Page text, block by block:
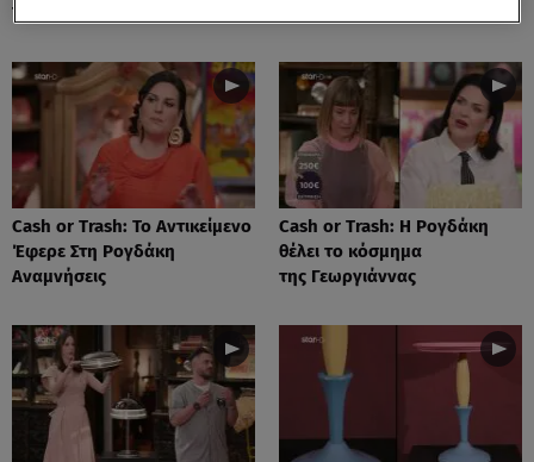
Της!
Cash or Trash: Το Αντικείμενο
Έφερε Στη Ρογδάκη
Αναμνήσεις
Cash or Trash: Η Ρογδάκη
θέλει το κόσμημα
της Γεωργιάννας